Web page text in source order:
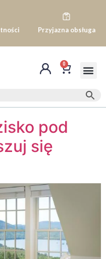
Przyjazna obsługa
0
pod
się